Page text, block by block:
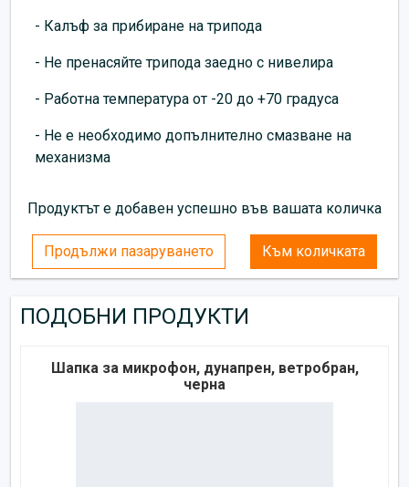
- Калъф за прибиране на трипода
- Не пренасяйте трипода заедно с нивелира
- Работна температура от -20 до +70 градуса
- Не е необходимо допълнително смазване на
механизма
Продуктът е добавен успешно във вашата количка
Продължи пазаруването Към количката
ПОДОБНИ ПРОДУКТИ
Шапка за микрофон, дунапрен, ветробран,
черна